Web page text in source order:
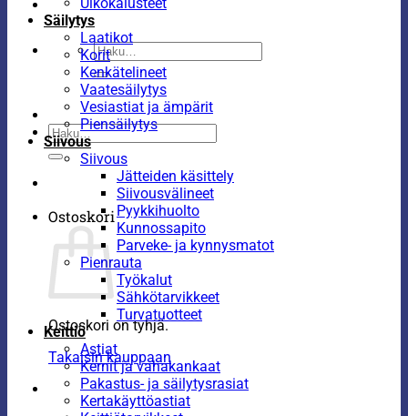
Etsi:
Etsi:
Ostoskori
Ostoskori on tyhjä.
Takaisin kauppaan
Säilytys
Laatikot
Korit
Kenkätelineet
Vaatesäilytys
Vesiastiat ja ämpärit
Piensäilytys
Siivous
Siivous
Jätteiden käsittely
Siivousvälineet
Pyykkihuolto
Kunnossapito
Parveke- ja kynnysmatot
Pienrauta
Työkalut
Sähkötarvikkeet
Turvatuotteet
Keittiö
Astiat
Kernit ja vahakankaat
Pakastus- ja säilytysrasiat
Kertakäyttöastiat